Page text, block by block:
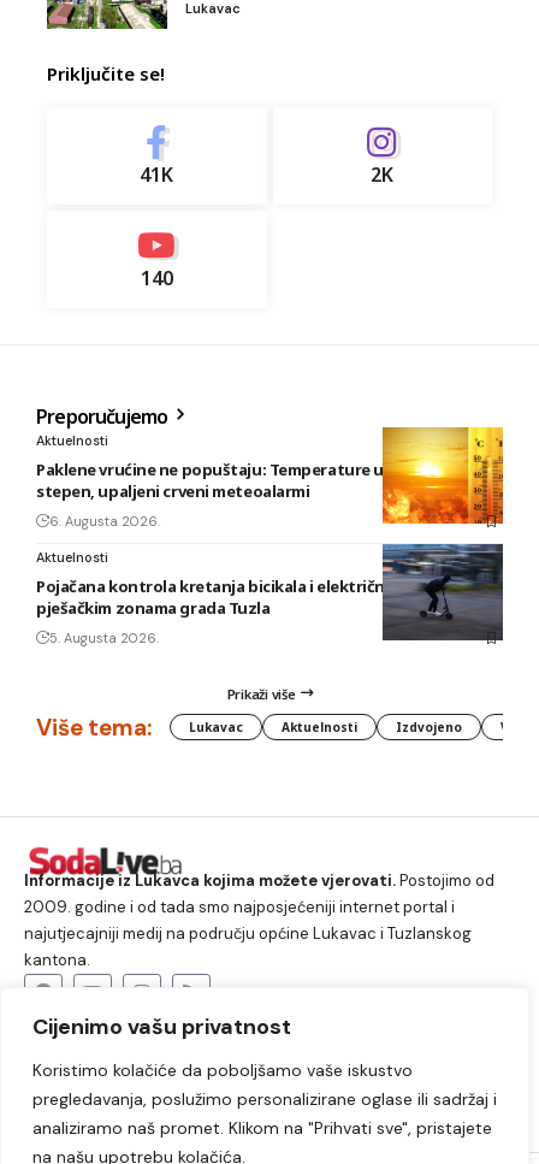
Cijenimo vašu privatnost
Koristimo kolačiće da poboljšamo vaše iskustvo
pregledavanja, poslužimo personalizirane oglase ili sadržaj i
analiziramo naš promet. Klikom na "Prihvati sve", pristajete
na našu upotrebu kolačića.
Lukavac
Priključite se!
41K 2K
140
Preporučujemo
Aktuelnosti
Paklene vrućine ne popuštaju: Temperature u BiH i do 41
stepen, upaljeni crveni meteoalarmi
6. Augusta 2026.
Aktuelnosti
Pojačana kontrola kretanja bicikala i električnih romobila u
pješačkim zonama grada Tuzla
5. Augusta 2026.
Prikaži više
Više tema: Lukavac Aktuelnosti Izdvojeno
Informacije iz Lukavca kojima možete vjerovati.Postojimo od
2009. godine i od tada smo najposjećeniji internet portal i
najutjecajniji medij na području općine Lukavac i Tuzlanskog
kantona.
Lukavac Društvo Crna hronika
Sport
Kultura
Kolumne Slobodno vrijeme